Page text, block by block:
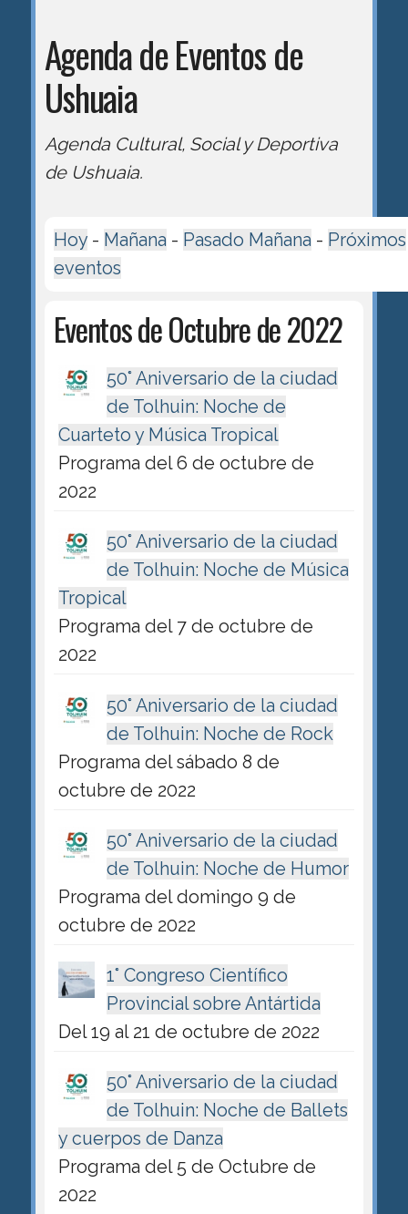
Agenda de Eventos de
Ushuaia
Agenda Cultural, Social y Deportiva
de Ushuaia.
Hoy- Mañana - Pasado Mañana - Próximos
eventos
Eventos de Octubre de 2022
50° Aniversario de la ciudad
de Tolhuin: Noche de
Cuarteto y Música Tropical
Programa del 6 de octubre de
2022
50° Aniversario de la ciudad
de Tolhuin: Noche de Música
Tropical
Programa del 7 de octubre de
2022
50° Aniversario de la ciudad
de Tolhuin: Noche de Rock
Programa del sábado 8 de
octubre de 2022
50° Aniversario de la ciudad
de Tolhuin: Noche de Humor
Programa del domingo 9 de
octubre de 2022
1° Congreso Científico
Provincial sobre Antártida
Del 19 al 21 de octubre de 2022
50° Aniversario de la ciudad
de Tolhuin: Noche de Ballets
y cuerpos de Danza
Programa del 5 de Octubre de
2022